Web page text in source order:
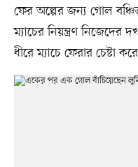
ফের অল্পের জন্য গোল
ম্যাচের নিয়ন্ত্রণ নিজেদের
ধীরে ম্যাচে ফেরার চেষ্টা